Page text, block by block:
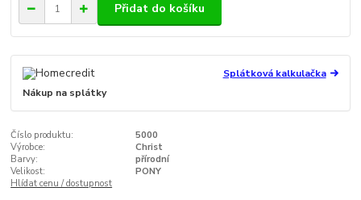
Přidat do košíku
Splátková kalkulačka
Nákup na splátky
Číslo produktu:
5000
Výrobce:
Christ
Barvy:
přírodní
Velikost:
PONY
Hlídat cenu / dostupnost